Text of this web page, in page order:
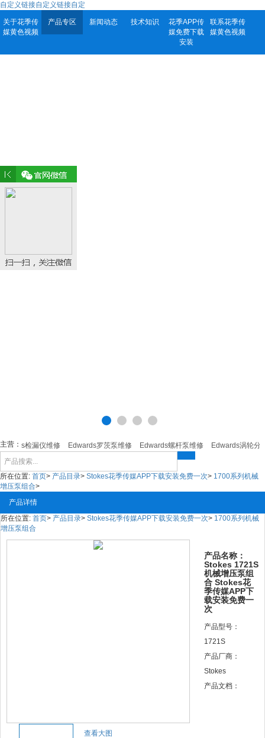
自定义链接自定义链接自定
关于花季传
媒黄色视频
产品专区 新闻动态 技术知识
花季APP传
媒免费下载
安装
联系花季传
媒黄色视频
主营：检漏仪维修 Edwards罗茨泵维修 Edwards螺杆泵维修 Edwards涡轮分子
所在位置: 首页> 产品目录> Stokes花季传媒APP下载安装免费一次> 1700系列机械
增压泵组合>
产品详情
所在位置: 首页> 产品目录> Stokes花季传媒APP下载安装免费一次> 1700系列机械
增压泵组合
查看大图
产品名称：
Stokes 1721S
机械增压泵组
合 Stokes花
季传媒APP下
载安装免费一
次
产品型号：
1721S
产品厂商：
Stokes
产品文档：